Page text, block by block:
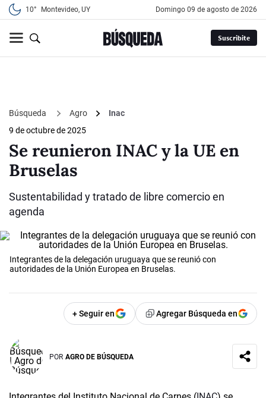
10° Montevideo, UY domingo 09 de agosto de 2026
Suscribite
Búsqueda Agro
Inac
9 de octubre de 2025
Se reunieron INAC y la UE en
Bruselas
Sustentabilidad y tratado de libre comercio en
agenda
Integrantes de la delegación uruguaya que se reunió con
autoridades de la Unión Europea en Bruselas.
+ Seguir en Agregar Búsqueda en
POR AGRO DE BÚSQUEDA